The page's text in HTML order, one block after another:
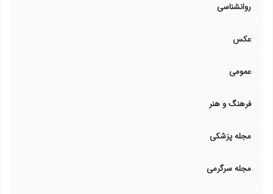
روانشناسی
عکس
عمومی
فرهنگ و هنر
مجله پزشکی
مجله سرگرمی